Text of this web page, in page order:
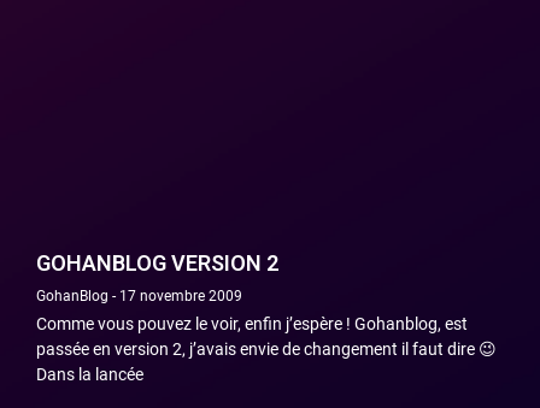
GOHANBLOG VERSION 2
GohanBlog 17 novembre 2009
Comme vous pouvez le voir, enfin j’espère ! Gohanblog, est
passée en version 2, j’avais envie de changement il faut dire 😉
Dans la lancée